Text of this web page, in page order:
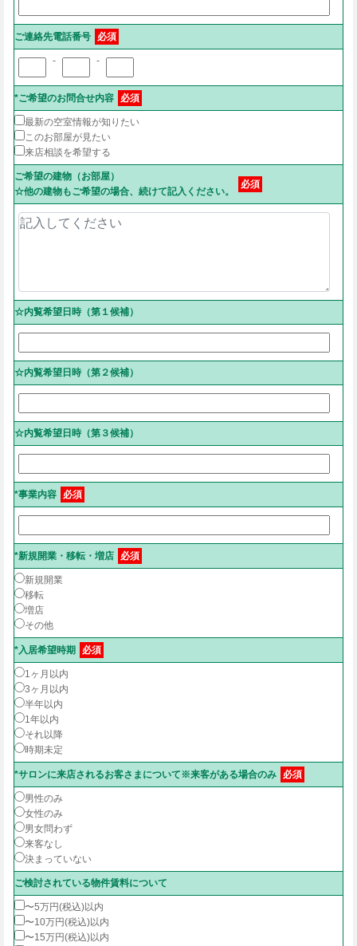
ご連絡先電話番号 必須
- -
*ご希望のお問合せ内容 必須
最新の空室情報が知りたい
このお部屋が見たい
来店相談を希望する
ご希望の建物（お部屋）
☆他の建物もご希望の場合、続けて記入ください。
必須
☆内覧希望日時（第１候補）
☆内覧希望日時（第２候補）
☆内覧希望日時（第３候補）
*事業内容 必須
*新規開業・移転・増店 必須
新規開業
移転
増店
その他
*入居希望時期 必須
1ヶ月以内
3ヶ月以内
半年以内
1年以内
それ以降
時期未定
*サロンに来店されるお客さまについて※来客がある場合のみ 必須
男性のみ
女性のみ
男女問わず
来客なし
決まっていない
ご検討されている物件賃料について
〜5万円(税込)以内
〜10万円(税込)以内
〜15万円(税込)以内